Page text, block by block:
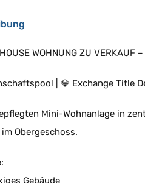
WOHNUNG ZU VERKAUF
| 💎 Exchange Title
Mini-Wohnanlage in
Obergeschoss.
Gebäude